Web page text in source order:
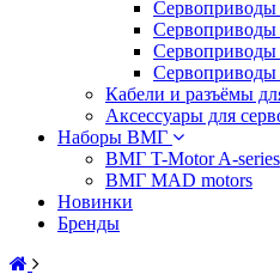
Сервоприводы
Кабели и разъёмы
Аксессуары для
Наборы ВМГ
ВМГ T-Motor A-series
ВМГ MAD motors
Новинки
Бренды